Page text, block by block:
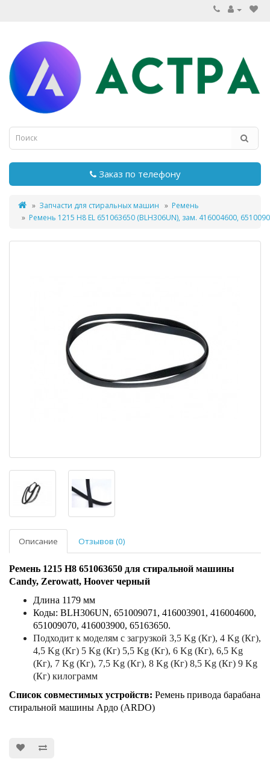
Заказ по телефону
Запчасти для стиральных машин
Ремень
Ремень 1215 H8 EL 651063650 (BLH306UN), зам. 416004600,
Описание Отзывов (0)
Ремень 1215 H8 651063650 для стиральной машины
Candy, Zerowatt, Hoover черный
Длина 1179 мм
Коды: BLH306UN, 651009071, 416003901, 416004600,
651009070, 416003900, 65163650.
Подходит к моделям с загрузкой 3,5 Kg (Кг), 4 Kg (Кг),
4,5 Kg (Кг) 5 Kg (Кг) 5,5 Kg (Кг), 6 Kg (Кг), 6,5 Kg
(Кг), 7 Kg (Кг), 7,5 Kg (Кг), 8 Kg (Кг) 8,5 Kg (Кг) 9 Kg
(Кг) килограмм
Список совместимых устройств: Ремень привода барабана
стиральной машины Ардо (ARDO)